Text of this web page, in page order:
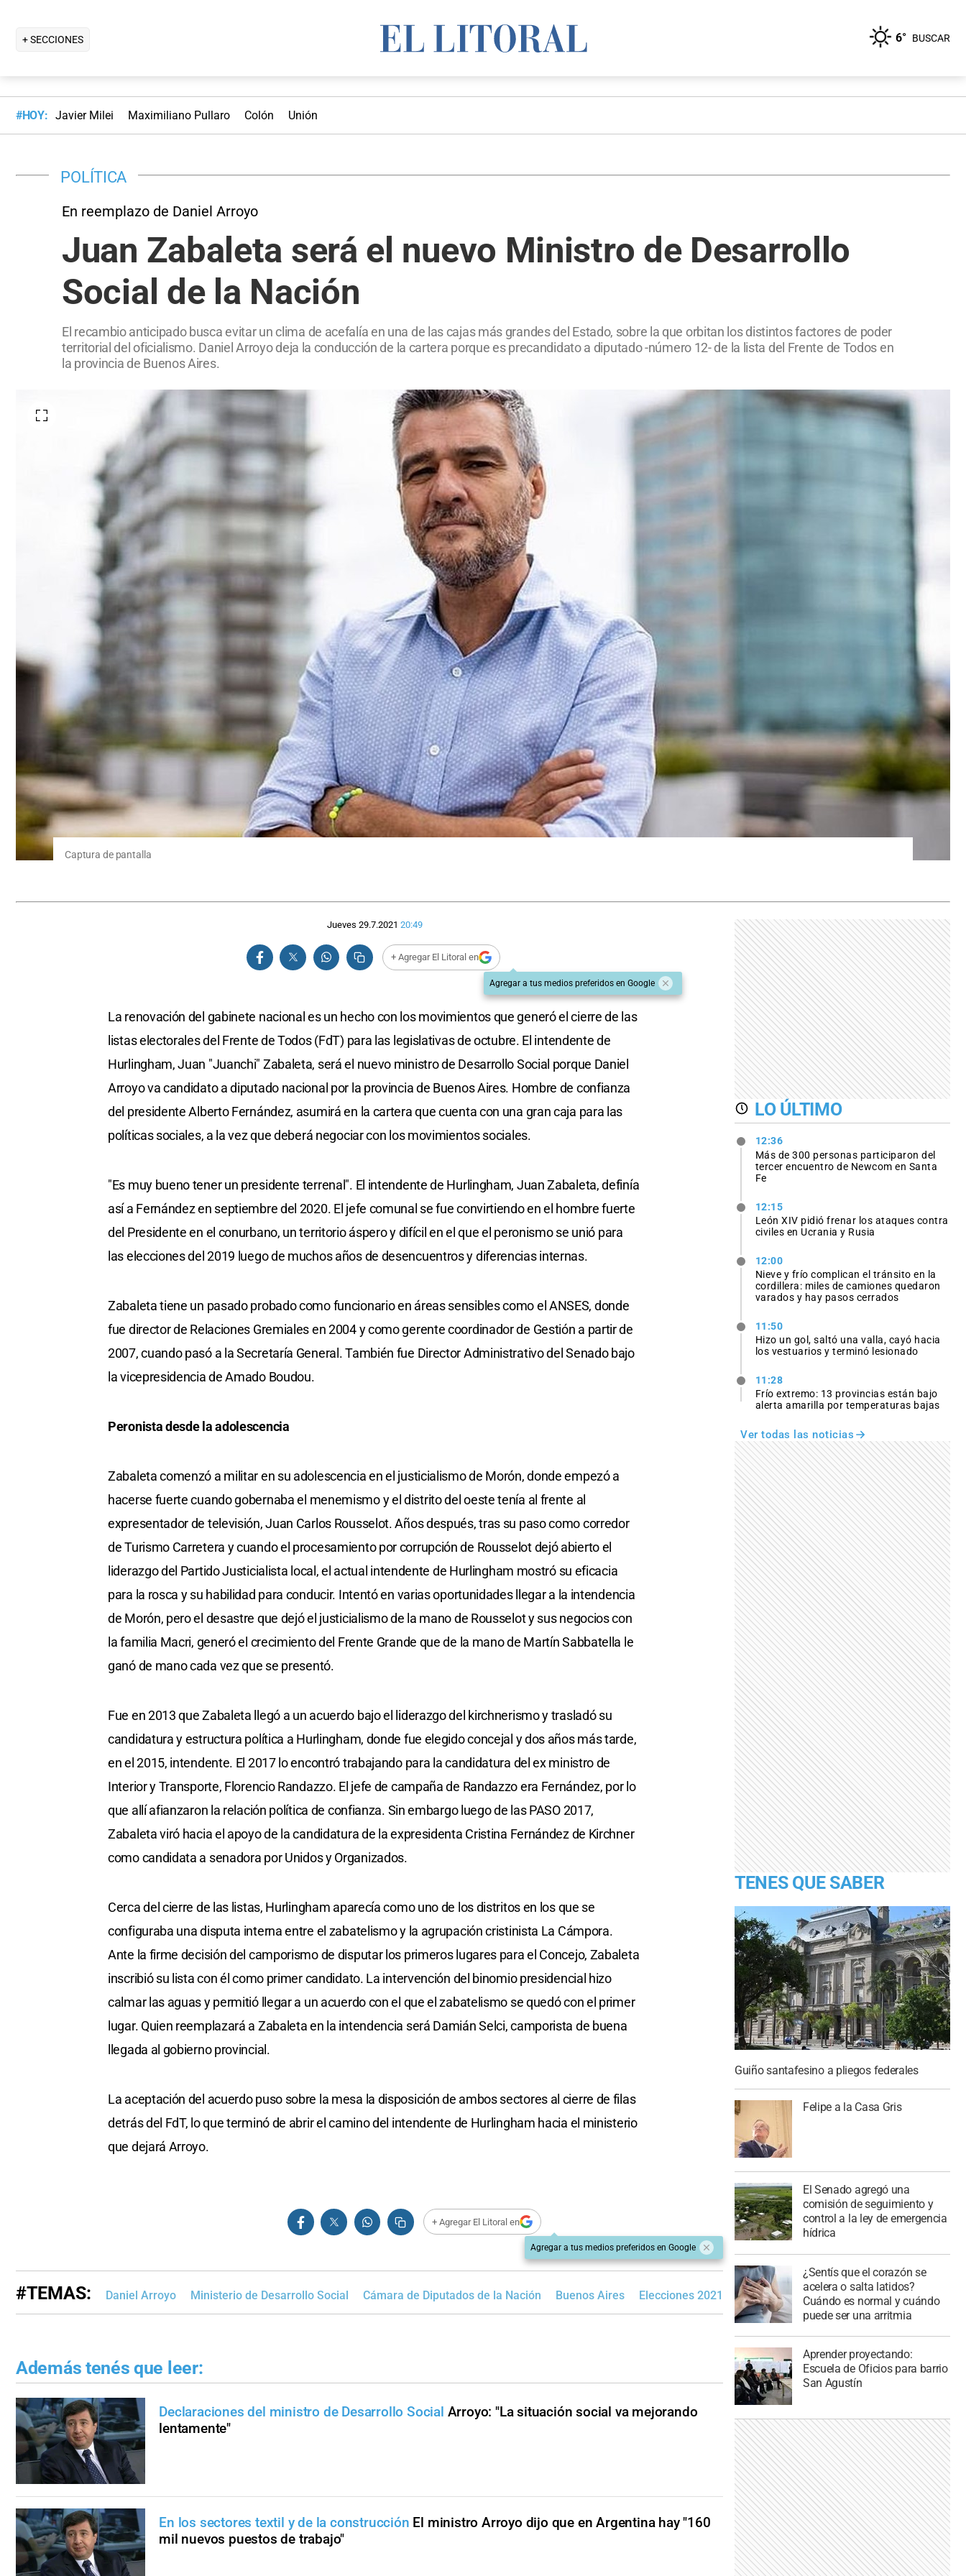
+ SECCIONES 6° BUSCAR
#HOY: Javier Milei Maximiliano Pullaro Colón Unión
POLÍTICA
En reemplazo de Daniel Arroyo
Juan Zabaleta será el nuevo Ministro de Desarrollo
Social de la Nación
El recambio anticipado busca evitar un clima de acefalía en una de las cajas más grandes del Estado, sobre la que orbitan los distintos factores de poder
territorial del oficialismo. Daniel Arroyo deja la conducción de la cartera porque es precandidato a diputado -número 12- de la lista del Frente de Todos en
la provincia de Buenos Aires.
Captura de pantalla
Jueves 29.7.2021 20:49
+ Agregar El Litoral en
Agregar a tus medios preferidos en Google
La renovación del gabinete nacional es un hecho con los movimientos que generó el cierre de las
listas electorales del Frente de Todos (FdT) para las legislativas de octubre. El intendente de
Hurlingham, Juan "Juanchi" Zabaleta, será el nuevo ministro de Desarrollo Social porque Daniel
Arroyo va candidato a diputado nacional por la provincia de Buenos Aires. Hombre de confianza
del presidente Alberto Fernández, asumirá en la cartera que cuenta con una gran caja para las
políticas sociales, a la vez que deberá negociar con los movimientos sociales.
"Es muy bueno tener un presidente terrenal". El intendente de Hurlingham, Juan Zabaleta, definía
así a Fernández en septiembre del 2020. El jefe comunal se fue convirtiendo en el hombre fuerte
del Presidente en el conurbano, un territorio áspero y difícil en el que el peronismo se unió para
las elecciones del 2019 luego de muchos años de desencuentros y diferencias internas.
Zabaleta tiene un pasado probado como funcionario en áreas sensibles como el ANSES, donde
fue director de Relaciones Gremiales en 2004 y como gerente coordinador de Gestión a partir de
2007, cuando pasó a la Secretaría General. También fue Director Administrativo del Senado bajo
la vicepresidencia de Amado Boudou.
Peronista desde la adolescencia
Zabaleta comenzó a militar en su adolescencia en el justicialismo de Morón, donde empezó a
hacerse fuerte cuando gobernaba el menemismo y el distrito del oeste tenía al frente al
expresentador de televisión, Juan Carlos Rousselot. Años después, tras su paso como corredor
de Turismo Carretera y cuando el procesamiento por corrupción de Rousselot dejó abierto el
liderazgo del Partido Justicialista local, el actual intendente de Hurlingham mostró su eficacia
para la rosca y su habilidad para conducir. Intentó en varias oportunidades llegar a la intendencia
de Morón, pero el desastre que dejó el justicialismo de la mano de Rousselot y sus negocios con
la familia Macri, generó el crecimiento del Frente Grande que de la mano de Martín Sabbatella le
ganó de mano cada vez que se presentó.
Fue en 2013 que Zabaleta llegó a un acuerdo bajo el liderazgo del kirchnerismo y trasladó su
candidatura y estructura política a Hurlingham, donde fue elegido concejal y dos años más tarde,
en el 2015, intendente. El 2017 lo encontró trabajando para la candidatura del ex ministro de
Interior y Transporte, Florencio Randazzo. El jefe de campaña de Randazzo era Fernández, por lo
que allí afianzaron la relación política de confianza. Sin embargo luego de las PASO 2017,
Zabaleta viró hacia el apoyo de la candidatura de la expresidenta Cristina Fernández de Kirchner
como candidata a senadora por Unidos y Organizados.
Cerca del cierre de las listas, Hurlingham aparecía como uno de los distritos en los que se
configuraba una disputa interna entre el zabatelismo y la agrupación cristinista La Cámpora.
Ante la firme decisión del camporismo de disputar los primeros lugares para el Concejo, Zabaleta
inscribió su lista con él como primer candidato. La intervención del binomio presidencial hizo
calmar las aguas y permitió llegar a un acuerdo con el que el zabatelismo se quedó con el primer
lugar. Quien reemplazará a Zabaleta en la intendencia será Damián Selci, camporista de buena
llegada al gobierno provincial.
La aceptación del acuerdo puso sobre la mesa la disposición de ambos sectores al cierre de filas
detrás del FdT, lo que terminó de abrir el camino del intendente de Hurlingham hacia el ministerio
que dejará Arroyo.
+ Agregar El Litoral en
Agregar a tus medios preferidos en Google
#TEMAS: Daniel Arroyo Ministerio de Desarrollo Social Cámara de Diputados de la Nación Buenos Aires Elecciones 2021 Senado de la Nación Juan Zabaleta
Además tenés que leer:
Declaraciones del ministro de Desarrollo Social Arroyo: "La situación social va mejorando
lentamente"
En los sectores textil y de la construcción El ministro Arroyo dijo que en Argentina hay "160
mil nuevos puestos de trabajo"
LO ÚLTIMO
12:36
Más de 300 personas participaron del
tercer encuentro de Newcom en Santa
Fe
12:15
León XIV pidió frenar los ataques contra
civiles en Ucrania y Rusia
12:00
Nieve y frío complican el tránsito en la
cordillera: miles de camiones quedaron
varados y hay pasos cerrados
11:50
Hizo un gol, saltó una valla, cayó hacia
los vestuarios y terminó lesionado
11:28
Frío extremo: 13 provincias están bajo
alerta amarilla por temperaturas bajas
Ver todas las noticias
TENES QUE SABER
Guiño santafesino a pliegos federales
Felipe a la Casa Gris
El Senado agregó una
comisión de seguimiento y
control a la ley de emergencia
hídrica
¿Sentís que el corazón se
acelera o salta latidos?
Cuándo es normal y cuándo
puede ser una arritmia
Aprender proyectando:
Escuela de Oficios para barrio
San Agustín